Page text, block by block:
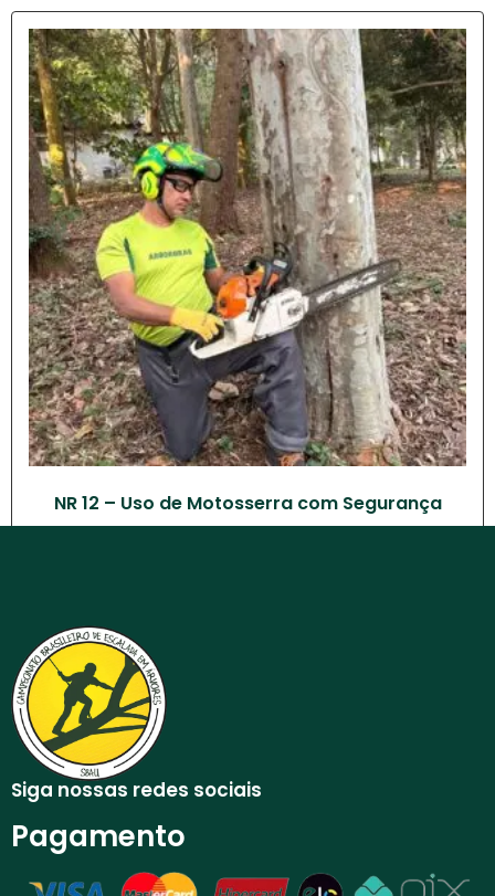
NR 12 – Uso de Motosserra com Segurança
R$600,00
Siga nossas redes sociais
Pagamento